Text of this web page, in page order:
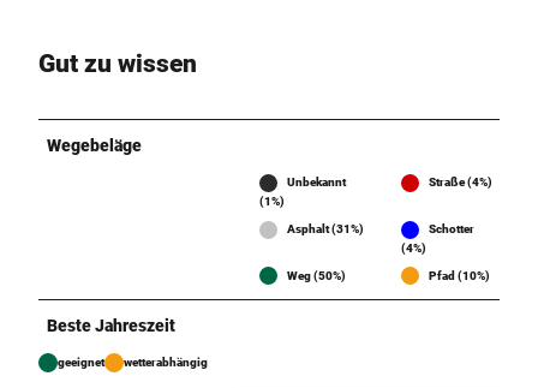
Gut zu wissen
Wegebeläge
Unbekannt
(1%)
Straße (4%)
Asphalt (31%)
Schotter
(4%)
Weg (50%) Pfad (10%)
Beste Jahreszeit
geeignet wetterabhängig